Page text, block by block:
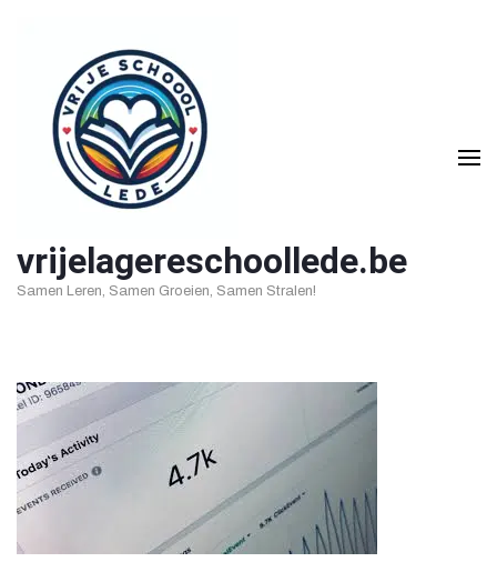
inhoud
vrijelagereschoollede.be
Samen Leren, Samen Groeien, Samen Stralen!